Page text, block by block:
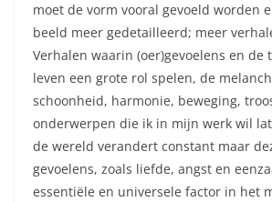
moet de vorm vooral gevoeld worden
beeld meer gedetailleerd; meer
Verhalen waarin (oer)gevoelens en de
leven een grote rol spelen, de
schoonheid, harmonie, beweging,
onderwerpen die ik in mijn werk wil
de wereld verandert constant maar
gevoelens, zoals liefde, angst en
essentiële en universele factor in het